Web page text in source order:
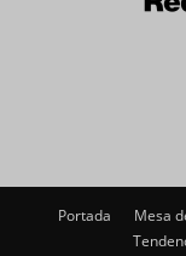
Portada Mesa